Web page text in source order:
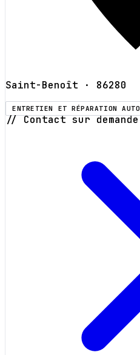
Saint-Benoît · 86280
ENTRETIEN ET RÉPARATION AUTO
// Contact sur demande